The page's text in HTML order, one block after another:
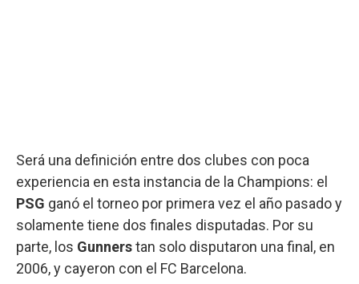
Será una definición entre dos clubes con poca
experiencia en esta instancia de la Champions: el
PSG ganó el torneo por primera vez el año pasado y
solamente tiene dos finales disputadas. Por su
parte, los Gunnerstan solo disputaron una final, en
2006, y cayeron con el FC Barcelona.